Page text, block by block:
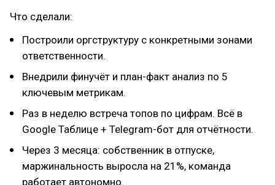
Что сделали:
Построили оргструктуру с конкретными зонами
ответственности.
Внедрили финучёт и план-факт анализ по 5
ключевым метрикам.
Раз в неделю встреча топов по цифрам. Всё в
Google Таблице + Telegram-бот для отчётности.
Через 3 месяца: собственник в отпуске,
маржинальность выросла на 21%, команда
работает автономно.